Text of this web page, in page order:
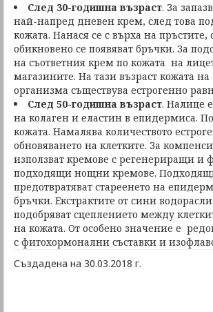
След 30-годишна възраст. За
най-напред дневен крем, след това
кожата. Нанася се с върха на
обикновено се появяват бръчки. За
на съответния крем по кожата на
магазините. На тази възраст кожата
организма съществува естрогенно
След 50-годишна възраст. Налице
на колаген и еластин в епидермиса.
кожата. Намалява количеството
обновяването на клетките. За
използват кремове с регенериращи и
подходящи нощни кремове.
предотвратяват стареенето на
бръчки. Екстрактите от сини
подобряват сцеплението между
на кожата. От особено значение е
с фитохормонални съставки и
Създадена на 30.03.2018 г.